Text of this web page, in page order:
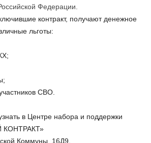
Федерации.
контракт, получают денежное
льготы:
СВО.
в Центре набора и поддержки
КОНТРАКТ»
Коммуны, 16Д9.